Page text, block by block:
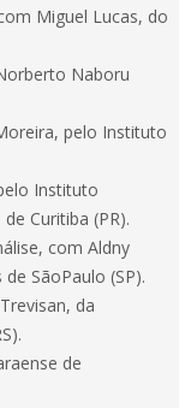
Miguel Lucas, do
Naboru
pelo Instituto
Instituto
Curitiba (PR).
com Aldny
SãoPaulo (SP).
da
de